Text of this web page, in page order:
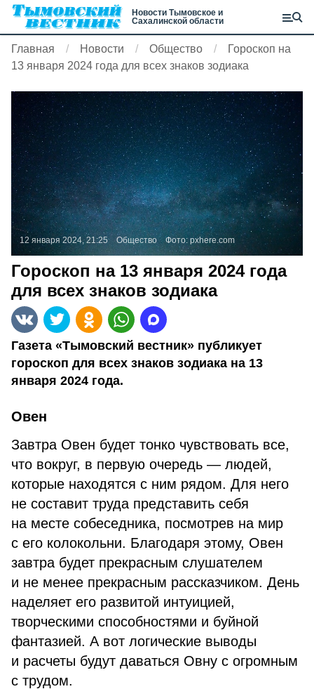
Новости Тымовское и
Сахалинской области
Главная Новости Общество
Гороскоп на
13 января 2024 года для всех знаков зодиака
12 января 2024, 21:25 Общество Фото: pxhere.com
Гороскоп на 13 января 2024 года
для всех знаков зодиака
Газета «Тымовский вестник» публикует
гороскоп для всех знаков зодиака на 13
января 2024 года.
Овен
Завтра Овен будет тонко чувствовать все,
что вокруг, в первую очередь — людей,
которые находятся с ним рядом. Для него
не составит труда представить себя
на месте собеседника, посмотрев на мир
с его колокольни. Благодаря этому, Овен
завтра будет прекрасным слушателем
и не менее прекрасным рассказчиком. День
наделяет его развитой интуицией,
творческими способностями и буйной
фантазией. А вот логические выводы
и расчеты будут даваться Овну с огромным
с трудом.